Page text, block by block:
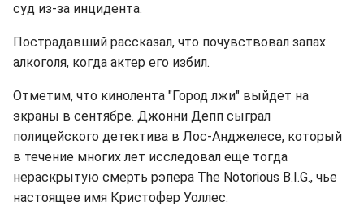
суд из-за инцидента.
Пострадавший рассказал, что почувствовал запах
алкоголя, когда актер его избил.
Отметим, что кинолента "Город лжи" выйдет на
экраны в сентябре. Джонни Депп сыграл
полицейского детектива в Лос-Анджелесе, который
в течение многих лет исследовал еще тогда
нераскрытую смерть рэпера The Notorious B.I.G., чье
настоящее имя Кристофер Уоллес.